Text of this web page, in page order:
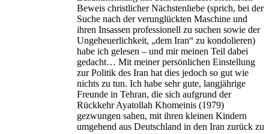
Beweis christlicher Nächstenliebe (sprich, bei der
Suche nach der verunglückten Maschine und
ihren Insassen professionell zu suchen sowie der
Ungeheuerlichkeit, „dem Iran“ zu kondolieren)
habe ich gelesen – und mir meinen Teil dabei
gedacht… Mit meiner persönlichen Einstellung
zur Politik des Iran hat dies jedoch so gut wie
nichts zu tun. Ich habe sehr gute, langjährige
Freunde in Tehran, die sich aufgrund der
Rückkehr Ayatollah Khomeinis (1979)
gezwungen sahen, mit ihren kleinen Kindern
umgehend aus Deutschland in den Iran zurück zu